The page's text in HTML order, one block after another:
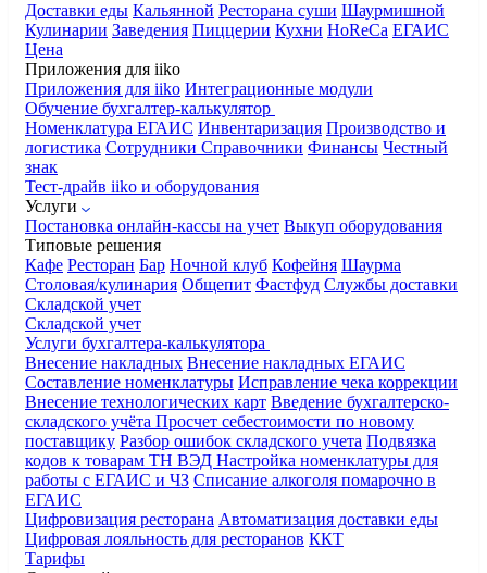
Доставки еды Кальянной Ресторана суши Шаурмишной
Кулинарии Заведения Пиццерии Кухни HoReCa ЕГАИС
Цена
Приложения для iiko
Приложения для iiko Интеграционные модули
Обучение бухгалтер-калькулятор
Номенклатура ЕГАИС Инвентаризация Производство и
логистика Сотрудники Справочники Финансы Честный
знак
Тест-драйв iiko и оборудования
Услуги
Постановка онлайн-кассы на учет Выкуп оборудования
Типовые решения
Кафе Ресторан Бар Ночной клуб Кофейня Шаурма
Столовая/кулинария Общепит Фастфуд Службы доставки
Складской учет
Складской учет
Услуги бухгалтера-калькулятора
Внесение накладных Внесение накладных ЕГАИС
Составление номенклатуры Исправление чека коррекции
Внесение технологических карт Введение бухгалтерско-
складского учёта Просчет себестоимости по новому
поставщику Разбор ошибок складского учета Подвязка
кодов к товарам ТН ВЭД Настройка номенклатуры для
работы с ЕГАИС и ЧЗ Списание алкоголя помарочно в
ЕГАИС
Цифровизация ресторана Автоматизация доставки еды
Цифровая лояльность для ресторанов ККТ
Тарифы